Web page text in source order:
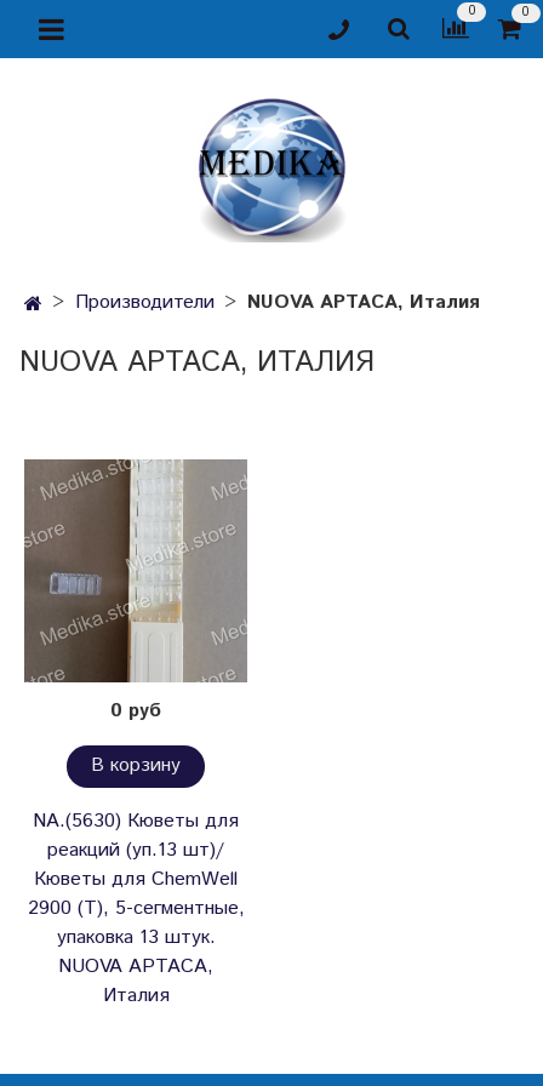
0 0
Производители NUOVA APTACA, Италия
NUOVA APTACA, ИТАЛИЯ
0 руб
В корзину
NA.(5630) Кюветы для
реакций (уп.13 шт)/
Кюветы для ChemWell
2900 (T), 5-сегментные,
упаковка 13 штук.
NUOVA APTACA,
Италия